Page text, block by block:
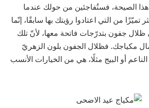
الصيحة، فستُفاجئين من حولك عندما
تميّزًا من التي اعتادوا رؤيتك بها سابقًا، إنّما
جفون بتدرّجات فاتحة معها، لأنّ تلك
مكياجك. فظلال الجفون بلون الزهريّ
أو البيج مثلًا، هي من الخيارات الأنسب